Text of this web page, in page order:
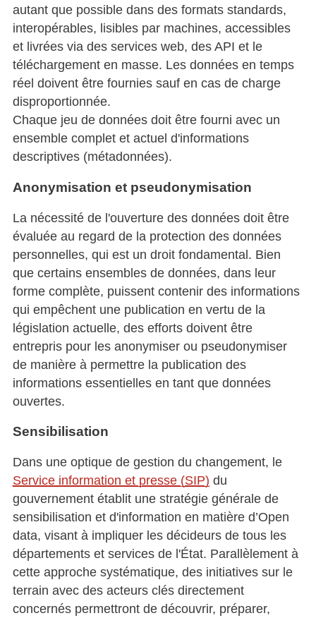
autant que possible dans des formats standards,
interopérables, lisibles par machines, accessibles
et livrées via des services web, des API et le
téléchargement en masse. Les données en temps
réel doivent être fournies sauf en cas de charge
disproportionnée.
Chaque jeu de données doit être fourni avec un
ensemble complet et actuel d'informations
descriptives (métadonnées).
Anonymisation et pseudonymisation
La nécessité de l'ouverture des données doit être
évaluée au regard de la protection des données
personnelles, qui est un droit fondamental. Bien
que certains ensembles de données, dans leur
forme complète, puissent contenir des informations
qui empêchent une publication en vertu de la
législation actuelle, des efforts doivent être
entrepris pour les anonymiser ou pseudonymiser
de manière à permettre la publication des
informations essentielles en tant que données
ouvertes.
Sensibilisation
Dans une optique de gestion du changement, le
Service information et presse (SIP) du
gouvernement établit une stratégie générale de
sensibilisation et d'information en matière d’Open
data, visant à impliquer les décideurs de tous les
départements et services de l'État. Parallèlement à
cette approche systématique, des initiatives sur le
terrain avec des acteurs clés directement
concernés permettront de découvrir, préparer,